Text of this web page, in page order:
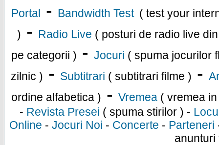
Portal - Bandwidth Test ( test your
) - Radio Live ( posturi de radio live
pe categorii ) - Jocuri ( spuma jocurilor
zilnic ) - Subtitrari ( subtitrari filme ) -
ordine alfabetica ) - Vremea ( vremea
- Revista Presei ( spuma stirilor ) -
Online - Jocuri Noi - Concerte - Parteneri
anunturi